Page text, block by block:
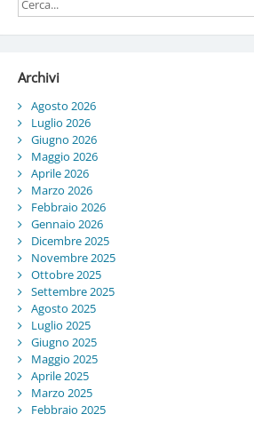
Archivi
Agosto 2026
Luglio 2026
Giugno 2026
Maggio 2026
Aprile 2026
Marzo 2026
Febbraio 2026
Gennaio 2026
Dicembre 2025
Novembre 2025
Ottobre 2025
Settembre 2025
Agosto 2025
Luglio 2025
Giugno 2025
Maggio 2025
Aprile 2025
Marzo 2025
Febbraio 2025